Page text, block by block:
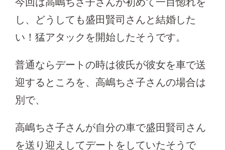
し、どうしても盛田賢司さんと結婚した
い！猛アタックを開始したそうです。
普通ならデートの時は彼氏が彼女を車で送
迎するところを、高嶋ちさ子さんの場合は
別で、
高嶋ちさ子さんが自分の車で盛田賢司さん
を送り迎えしてデートをしていたそうで